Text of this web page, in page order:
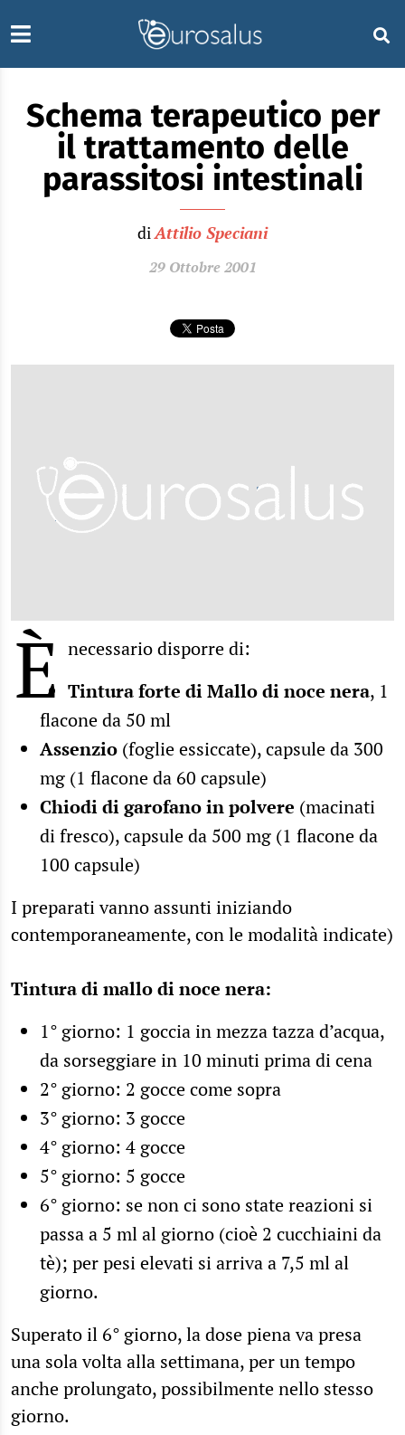
Schema terapeutico per
il trattamento delle
parassitosi intestinali
diAttilio Speciani
29 Ottobre 2001
È necessario disporre di:
Tintura forte di Mallo di noce nera, 1
flacone da 50 ml
Assenzio (foglie essiccate), capsule da 300
mg (1 flacone da 60 capsule)
Chiodi di garofano in polvere (macinati
di fresco), capsule da 500 mg (1 flacone da
100 capsule)
I preparati vanno assunti iniziando
contemporaneamente, con le modalità indicate)
Tintura di mallo di noce nera:
1° giorno: 1 goccia in mezza tazza d’acqua,
da sorseggiare in 10 minuti prima di cena
2° giorno: 2 gocce come sopra
3° giorno: 3 gocce
4° giorno: 4 gocce
5° giorno: 5 gocce
6° giorno: se non ci sono state reazioni si
passa a 5 ml al giorno (cioè 2 cucchiaini da
tè); per pesi elevati si arriva a 7,5 ml al
giorno.
Superato il 6° giorno, la dose piena va presa
una sola volta alla settimana, per un tempo
anche prolungato, possibilmente nello stesso
giorno.